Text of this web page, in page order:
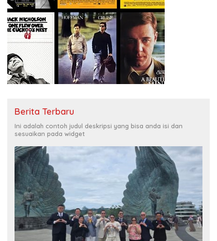
Berita Terbaru
Ini adalah contoh judul deskripsi yang bisa anda isi dan
sesuaikan pada widget